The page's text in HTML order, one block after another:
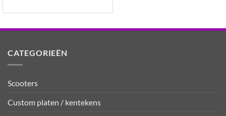
CATEGORIEËN
Scooters
Custom platen / kentekens